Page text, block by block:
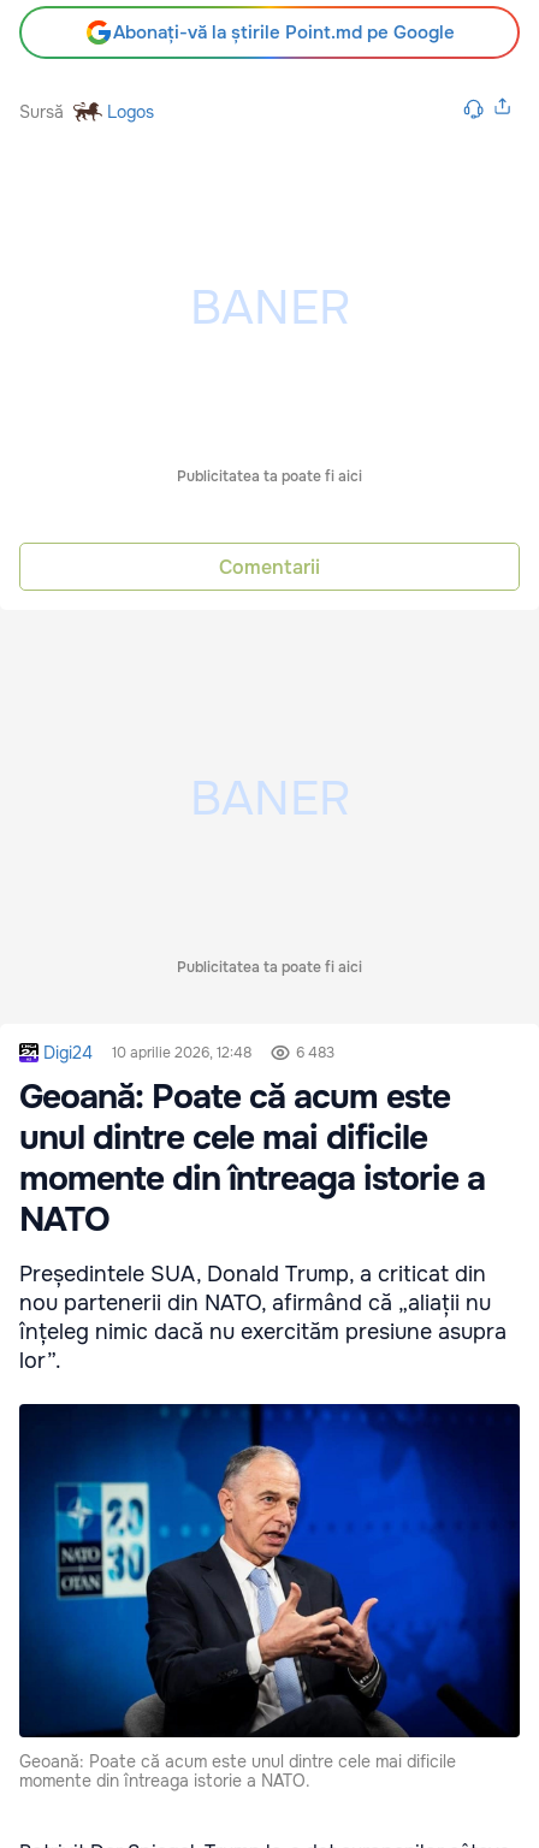
Abonați-vă la știrile Point.md pe Google
Sursă Logos
Publicitatea ta poate fi aici
Comentarii
Publicitatea ta poate fi aici
Digi24 10 aprilie 2026, 12:48 6 483
Geoană: Poate că acum este
unul dintre cele mai dificile
momente din întreaga istorie a
NATO
Președintele SUA, Donald Trump, a criticat din
nou partenerii din NATO, afirmând că „aliații nu
înțeleg nimic dacă nu exercităm presiune asupra
lor”.
Geoană: Poate că acum este unul dintre cele mai dificile
momente din întreaga istorie a NATO.